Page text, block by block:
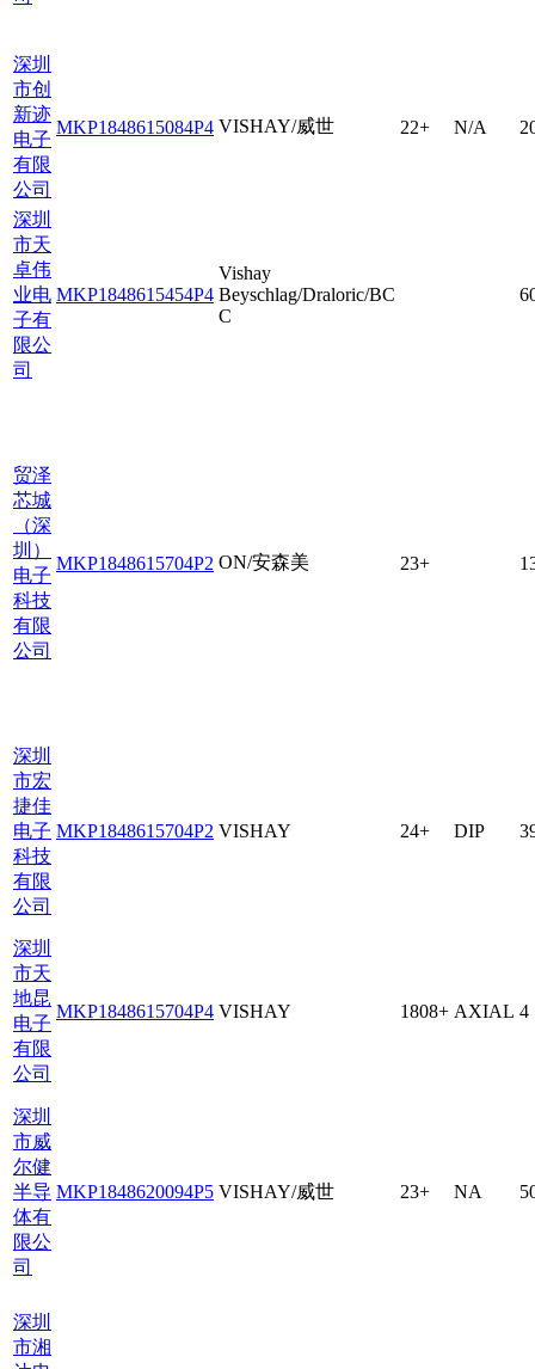
深圳
市创
新迹
电子
有限
公司
MKP1848615084P4 VISHAY/威世 22+ N/A
深圳
市天
卓伟
业电
子有
限公
司
MKP1848615454P4
Vishay
Beyschlag/Draloric/BC
C
贸泽
芯城
（深
圳）
电子
科技
有限
公司
MKP1848615704P2 ON/安森美 23+
深圳
市宏
捷佳
电子
科技
有限
公司
MKP1848615704P2 VISHAY 24+ DIP
深圳
市天
地昆
电子
有限
公司
MKP1848615704P4 VISHAY 1808+ AXIAL 4
深圳
市威
尔健
半导
体有
限公
司
MKP1848620094P5 VISHAY/威世 23+ NA
深圳
市湘